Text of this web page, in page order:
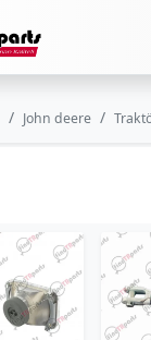
John deere